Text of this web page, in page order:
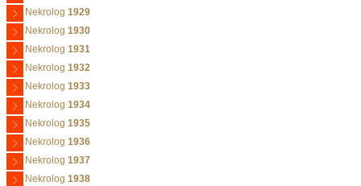
Nekrolog 1929
Nekrolog 1930
Nekrolog 1931
Nekrolog 1932
Nekrolog 1933
Nekrolog 1934
Nekrolog 1935
Nekrolog 1936
Nekrolog 1937
Nekrolog 1938